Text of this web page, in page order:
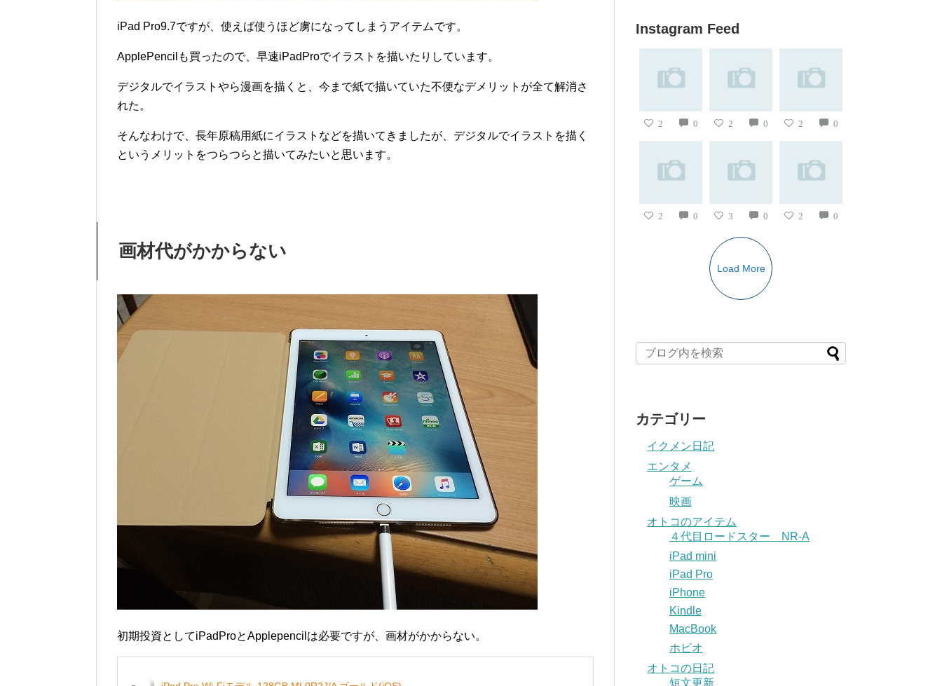
iPad Pro9.7ですが、使えば使うほど虜になってしまうアイテムです。
ApplePencilも買ったので、早速iPadProでイラストを描いたりしています。
デジタルでイラストやら漫画を描くと、今まで紙で描いていた不便なデメリットが全て解消さ
れた。
そんなわけで、長年原稿用紙にイラストなどを描いてきましたが、デジタルでイラストを描く
というメリットをつらつらと描いてみたいと思います。
画材代がかからない
初期投資としてiPadProとApplepencilは必要ですが、画材がかからない。
Instagram Feed
2 0 2 0 2 0
2 0 3 0 2 0
Load More
カテゴリー
イクメン日記
エンタメ
ゲーム
映画
オトコのアイテム
４代目ロードスター NR-A
iPad mini
iPad Pro
iPhone
Kindle
MacBook
ホビオ
オトコの日記
短文更新